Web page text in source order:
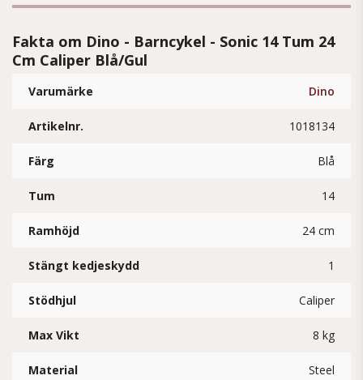
Fakta om Dino - Barncykel - Sonic 14 Tum 24
Cm Caliper Blå/Gul
Varumärke Dino
Artikelnr. 1018134
Färg Blå
Tum 14
Ramhöjd 24 cm
Stängt kedjeskydd 1
Stödhjul Caliper
Max Vikt 8 kg
Material Steel